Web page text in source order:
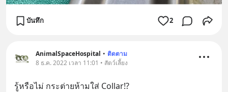
บันทึก 2
AnimalSpaceHospital • ติดตาม
8 ธ.ค. 2022 เวลา 11:01 • สัตว์เลี้ยง
รู้หรือไม่ กระต่ายห้ามใส่ Collar!?